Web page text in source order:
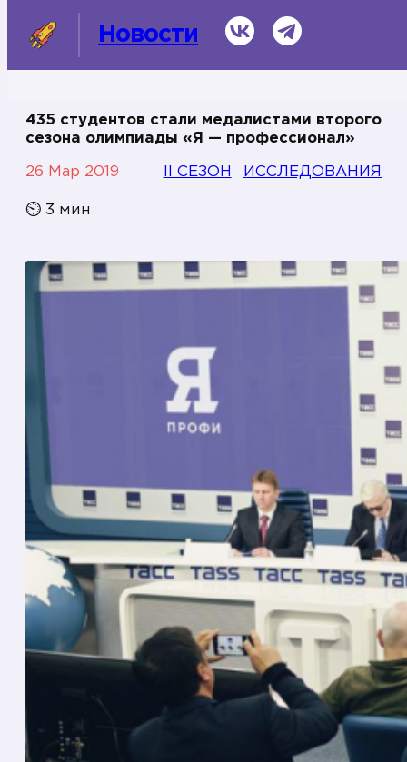
Новости ВКонтактеTelegram
435 студентов стали медалистами второго
сезона олимпиады «Я — профессионал»
26 Мар 2019 II СЕЗОН ИССЛЕДОВАНИЯ
⏲ 3 мин